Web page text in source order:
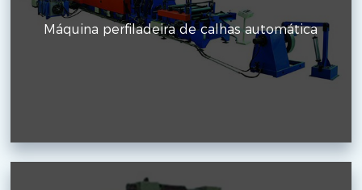
Máquina perfiladeira de calhas automática